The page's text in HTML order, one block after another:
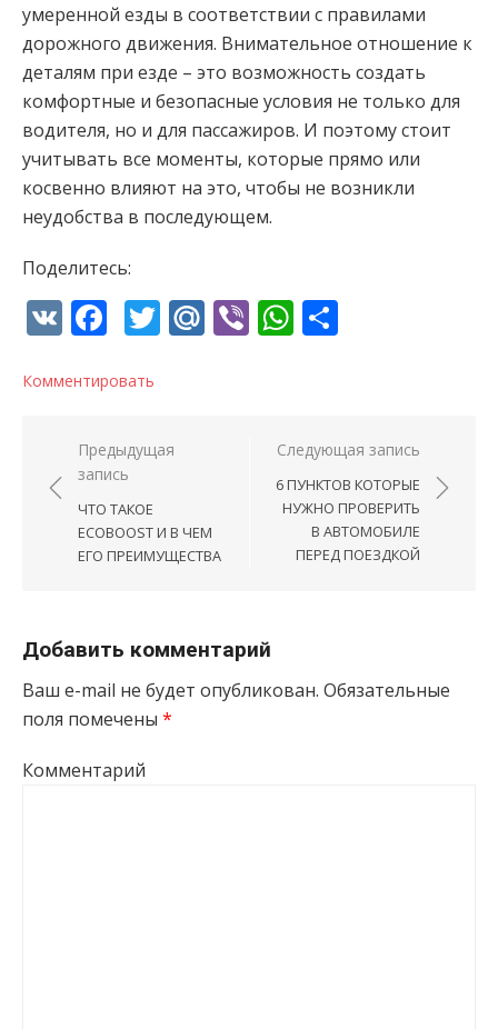
умеренной езды в соответствии с правилами
дорожного движения. Внимательное отношение к
деталям при езде – это возможность создать
комфортные и безопасные условия не только для
водителя, но и для пассажиров. И поэтому стоит
учитывать все моменты, которые прямо или
косвенно влияют на это, чтобы не возникли
неудобства в последующем.
Поделитесь:
VK Facebook
Twitter
Mail.Ru
ViberWhatsApp
Комментировать
Навигация по записям
Предыдущая
запись
ЧТО ТАКОЕ
ECOBOOST И В ЧЕМ
ЕГО ПРЕИМУЩЕСТВА
Следующая запись
6 ПУНКТОВ КОТОРЫЕ
НУЖНО ПРОВЕРИТЬ
В АВТОМОБИЛЕ
ПЕРЕД ПОЕЗДКОЙ
Добавить комментарий
Ваш e-mail не будет опубликован. Обязательные
поля помечены *
Комментарий